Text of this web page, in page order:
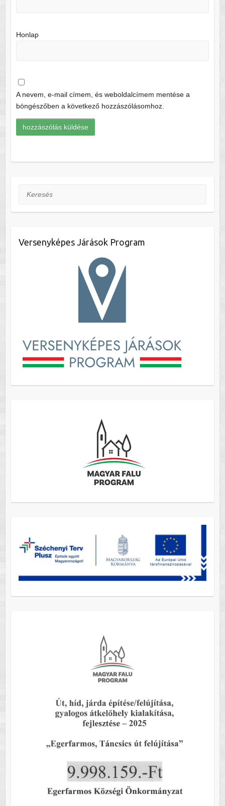
Honlap
A nevem, e-mail címem, és weboldalcímem mentése a
böngészőben a következő hozzászólásomhoz.
Keresés
Versenyképes Járások Program